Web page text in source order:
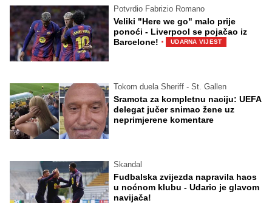
Potvrdio Fabrizio Romano
Veliki "Here we go" malo prije
ponoći - Liverpool se pojačao iz
Barcelone! · UDARNA VIJEST
Tokom duela Sheriff - St. Gallen
Sramota za kompletnu naciju: UEFA
delegat jučer snimao žene uz
neprimjerene komentare
Skandal
Fudbalska zvijezda napravila haos
u noćnom klubu - Udario je glavom
navijača!